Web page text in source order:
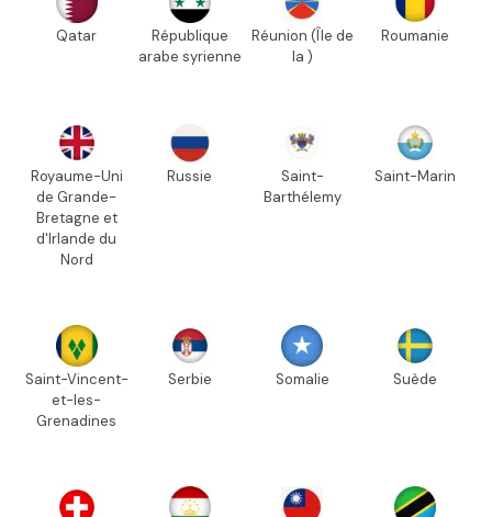
Qatar
République
arabe syrienne
Réunion (Île de
la )
Roumanie
Royaume-Uni
de Grande-
Bretagne et
d'Irlande du
Nord
Russie
Saint-
Barthélemy
Saint-Marin
Saint-Vincent-
et-les-
Grenadines
Serbie Somalie Suède